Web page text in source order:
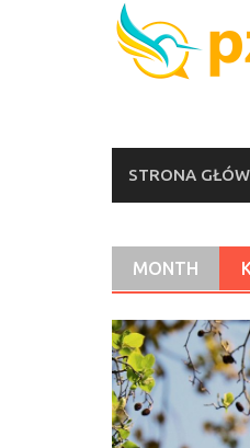
STRONA
MONTH